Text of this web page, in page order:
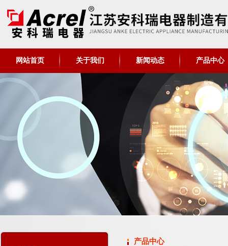
网站首页 关于我们 新闻动态 产品中心
产品中心